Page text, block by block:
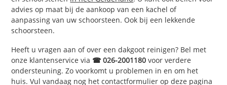
advies op maat bij de aankoop van een kachel of
aanpassing van uw schoorsteen. Ook bij een lekkende
schoorsteen.
Heeft u vragen aan of over een dakgoot reinigen? Bel met
onze klantenservice via ☎ 026-2001180 voor verdere
ondersteuning. Zo voorkomt u problemen in en om het
huis. Vul vandaag nog het contactformulier op deze pagina